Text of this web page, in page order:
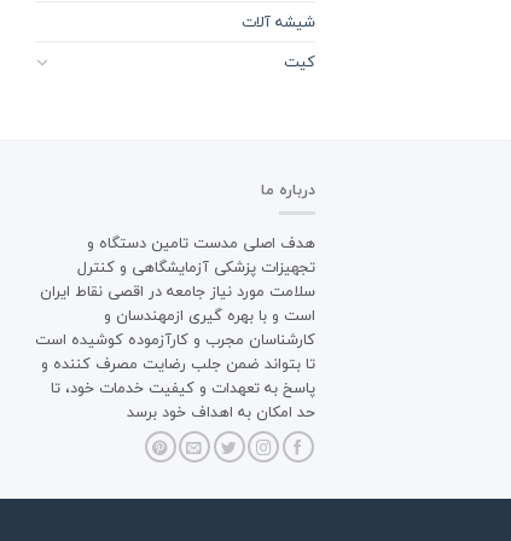
شیشه آلات
کیت
درباره ما
هدف اصلی مدست تامین دستگاه و
تجهیزات پزشکی آزمایشگاهی و کنترل
سلامت مورد نیاز جامعه در اقصی نقاط ایران
است و با بهره گیری ازمهندسان و
کارشناسان مجرب و کارآزموده کوشیده است
تا بتواند ضمن جلب رضایت مصرف کننده و
پاسخ به تعهدات و کیفیت خدمات خود، تا
حد امکان به اهداف خود برسد